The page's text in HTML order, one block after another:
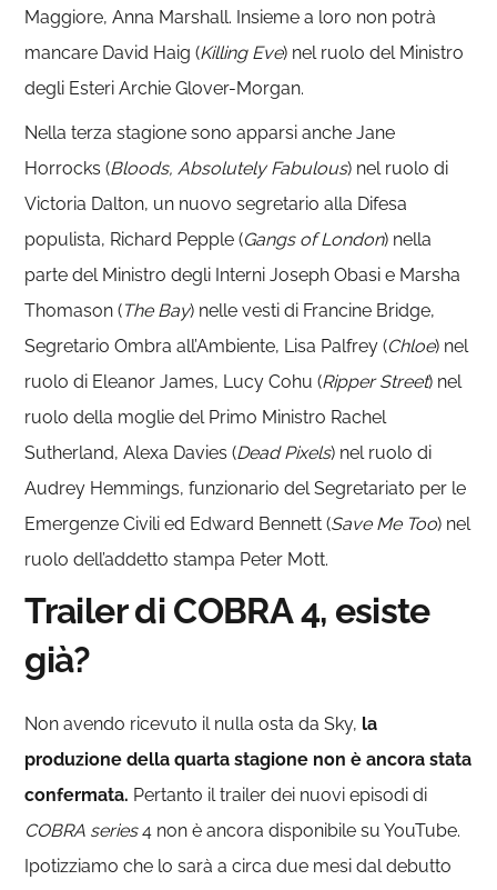
Maggiore, Anna Marshall. Insieme a loro non potrà
mancare David Haig (Killing Eve) nel ruolo del Ministro
degli Esteri Archie Glover-Morgan.
Nella terza stagione sono apparsi anche Jane
Horrocks (Bloods, Absolutely Fabulous) nel ruolo di
Victoria Dalton, un nuovo segretario alla Difesa
populista, Richard Pepple (Gangs of London) nella
parte del Ministro degli Interni Joseph Obasi e Marsha
Thomason (The Bay) nelle vesti di Francine Bridge,
Segretario Ombra all’Ambiente, Lisa Palfrey (Chloe) nel
ruolo di Eleanor James, Lucy Cohu (Ripper Street) nel
ruolo della moglie del Primo Ministro Rachel
Sutherland, Alexa Davies (Dead Pixels) nel ruolo di
Audrey Hemmings, funzionario del Segretariato per le
Emergenze Civili ed Edward Bennett (Save Me Too) nel
ruolo dell’addetto stampa Peter Mott.
Trailer di COBRA 4, esiste
già?
Non avendo ricevuto il nulla osta da Sky, la
produzione della quarta stagione non è ancora stata
confermata. Pertanto il trailer dei nuovi episodi di
COBRA series4 non è ancora disponibile su YouTube.
Ipotizziamo che lo sarà a circa due mesi dal debutto